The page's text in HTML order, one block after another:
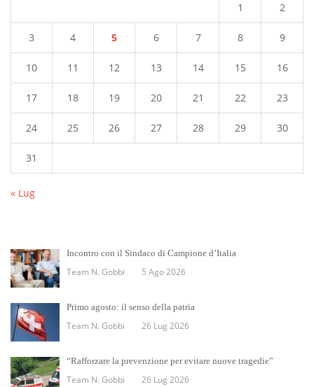
1 2
3 4 5 6 7 8 9
10 11 12 13 14 15 16
17 18 19 20 21 22 23
24 25 26 27 28 29 30
31
« Lug
Incontro con il Sindaco di Campione d’Italia
Team N. Gobbi 5 Ago 2026
Primo agosto: il senso della patria
Team N. Gobbi 26 Lug 2026
“Rafforzare la prevenzione per evitare nuove tragedie”
Team N. Gobbi 26 Lug 2026